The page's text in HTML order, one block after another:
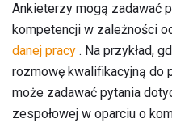
Ankieterzy mogą zadawać
kompetencji w zależności
danej pracy . Na przykład,
rozmowę kwalifikacyjną do
może zadawać pytania
zespołowej w oparciu o